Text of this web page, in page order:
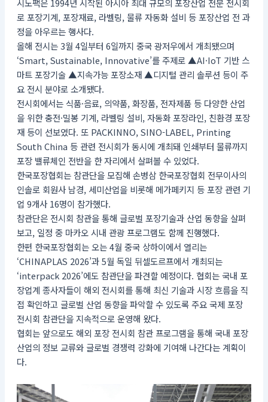
시노팩은 1994년 시작된 아시아 최대 규모의 포장산업 전문 전시회
로 포장기계, 포장재료, 라벨링, 물류 자동화 설비 등 포장산업 전 과
정을 아우르는 행사다.
올해 전시는 3월 4일부터 6일까지 중국 광저우에서 개최됐으며
‘Smart, Sustainable, Innovative’를 주제로 ▲AI·IoT 기반 스
마트 포장기술 ▲지속가능 포장소재 ▲디지털 관리 솔루션 등이 주
요 전시 분야로 소개됐다.
전시회에서는 식품·음료, 의약품, 화장품, 전자제품 등 다양한 산업
을 위한 충전·밀봉 기계, 라벨링 설비, 자동화 포장라인, 친환경 포장
재 등이 선보였다. 또 PACKINNO, SINO-LABEL, Printing
South China 등 관련 전시회가 동시에 개최돼 인쇄부터 물류까지
포장 밸류체인 전반을 한 자리에서 살펴볼 수 있었다.
한국포장협회는 참관단을 모집해 손병삼 한국포장협회 전무이사의
인솔로 회원사 남경, 세미산업을 비롯해 메가페키지 등 포장 관련 기
업 9개사 16명이 참가했다.
참관단은 전시회 참관을 통해 글로벌 포장기술과 산업 동향을 살펴
보고, 일정 중 마카오 시내 관광 프로그램도 함께 진행했다.
한편 한국포장협회는 오는 4월 중국 상하이에서 열리는
‘CHINAPLAS 2026’과 5월 독일 뒤셀도르프에서 개최되는
‘interpack 2026’에도 참관단을 파견할 예정이다. 협회는 국내 포
장업계 종사자들이 해외 전시회를 통해 최신 기술과 시장 흐름을 직
접 확인하고 글로벌 산업 동향을 파악할 수 있도록 주요 국제 포장
전시회 참관단을 지속적으로 운영해 왔다.
협회는 앞으로도 해외 포장 전시회 참관 프로그램을 통해 국내 포장
산업의 정보 교류와 글로벌 경쟁력 강화에 기여해 나간다는 계획이
다.